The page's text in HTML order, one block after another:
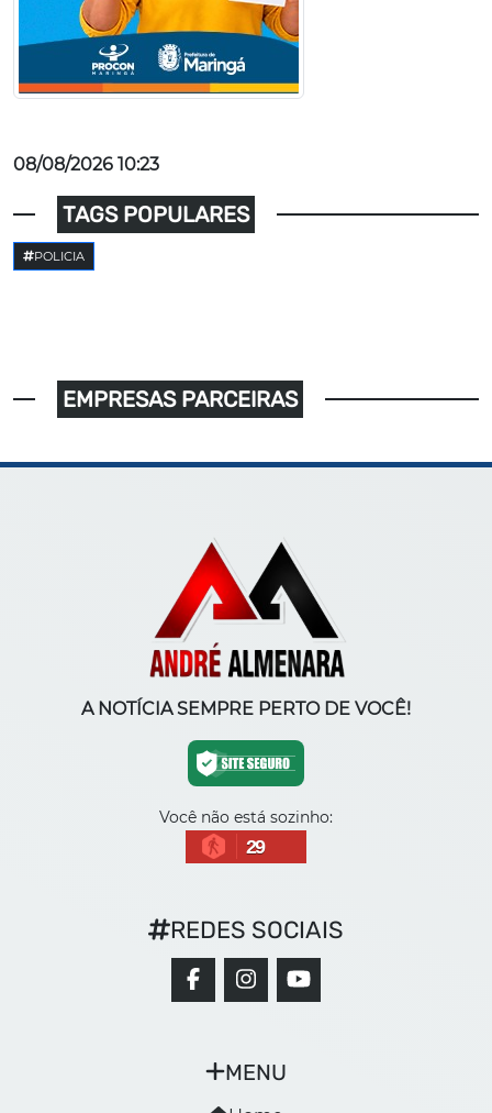
08/08/2026 10:23
TAGS POPULARES
POLICIA
EMPRESAS PARCEIRAS
A NOTÍCIA SEMPRE PERTO DE VOCÊ!
Você não está sozinho:
29
MENU
REDES SOCIAIS